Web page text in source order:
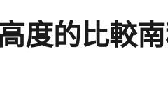
度的比較